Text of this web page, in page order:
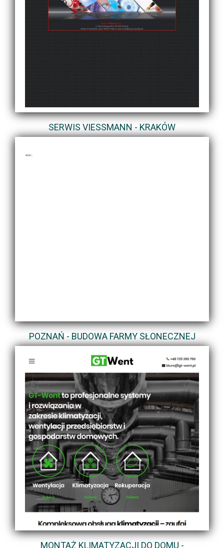
SERWIS VIESSMANN - KRAKÓW
POZNAŃ - BUDOWA FARMY SŁONECZNEJ
MONTAŻ KLIMATYZACJI DO DOMU -